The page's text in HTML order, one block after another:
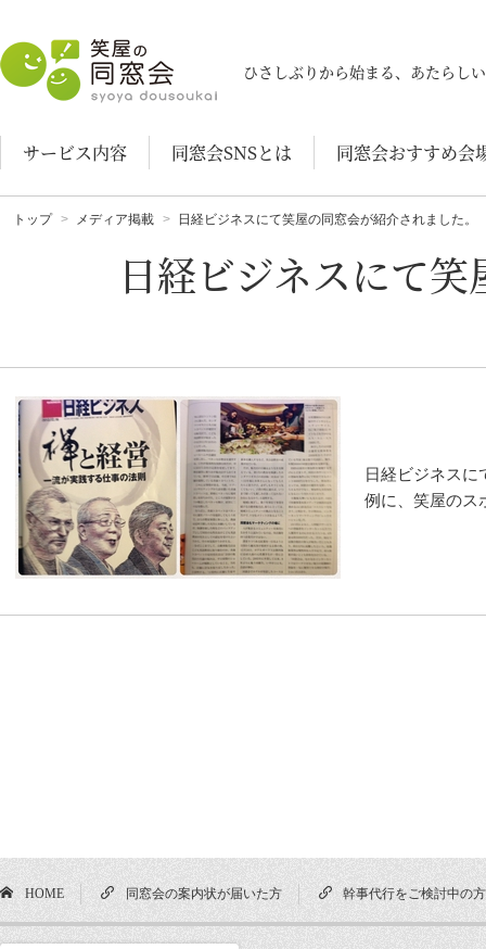
笑屋の同窓会
ひさしぶりから始まる、あたらし
サービス内容 同窓会SNSとは 同窓会おすすめ会
トップ メディア掲載 日経ビジネスにて笑屋の同窓会が紹介されました。
日経ビジネスにて
日経ビジネスに
例に、笑屋のス
HOME 同窓会の案内状が届いた方 幹事代行をご検討中の方